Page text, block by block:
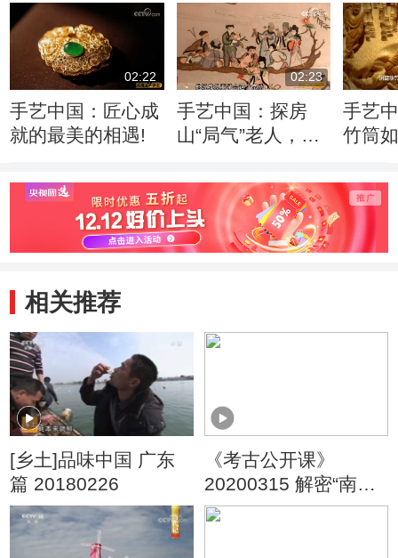
02:22
手艺中国：匠心成
就的最美的相遇!
02:23
手艺中国：探房
山“局气”老人，如
手艺
竹筒
相关推荐
[乡土]品味中国 广东
篇 20180226
《考古公开课》
20200315 解密“南海Ⅰ
号”